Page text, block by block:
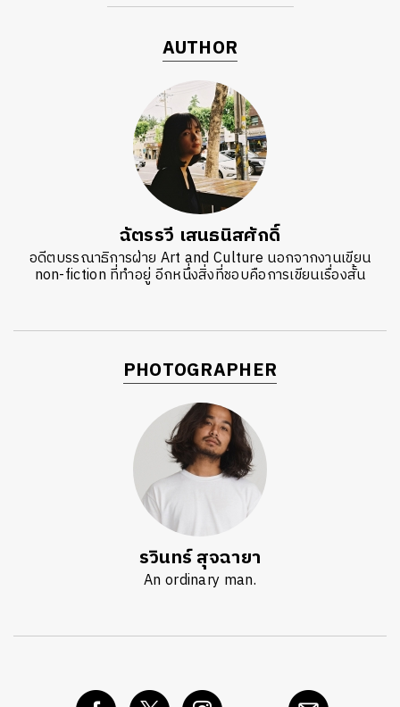
AUTHOR
ฉัตรรวี เสนธนิสศักดิ์
อดีตบรรณาธิการฝ่าย Art and Culture นอกจากงานเขียน
non-fiction ที่ทำอยู่ อีกหนึ่งสิ่งที่ชอบคือการเขียนเรื่องสั้น
PHOTOGRAPHER
รวินทร์ สุจฉายา
An ordinary man.